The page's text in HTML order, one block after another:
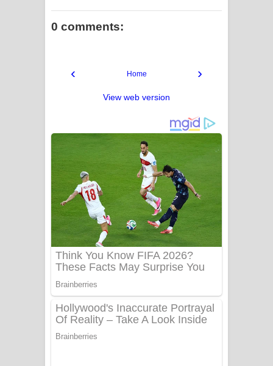
0 comments:
‹ ›
Home
View web version